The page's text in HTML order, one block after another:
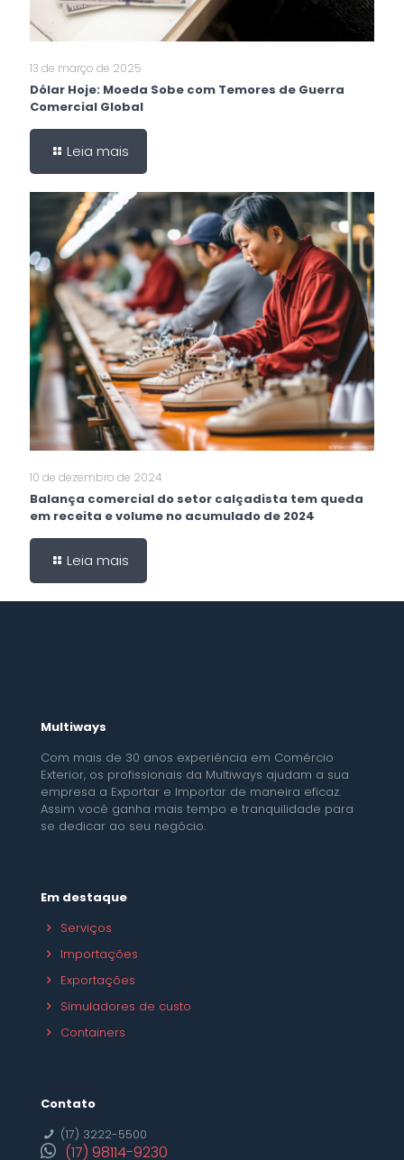
13 de março de 2025
Dólar Hoje: Moeda Sobe com Temores de Guerra
Comercial Global
Leia mais
10 de dezembro de 2024
Balança comercial do setor calçadista tem queda
em receita e volume no acumulado de 2024
Leia mais
Multiways
Com mais de 30 anos experiência em Comércio
Exterior, os profissionais da Multiways ajudam a sua
empresa a Exportar e Importar de maneira eficaz.
Assim você ganha mais tempo e tranquilidade para
se dedicar ao seu negócio.
Em destaque
Serviços
Importações
Exportações
Simuladores de custo
Containers
Contato
(17) 3222-5500
(17) 98114-9230